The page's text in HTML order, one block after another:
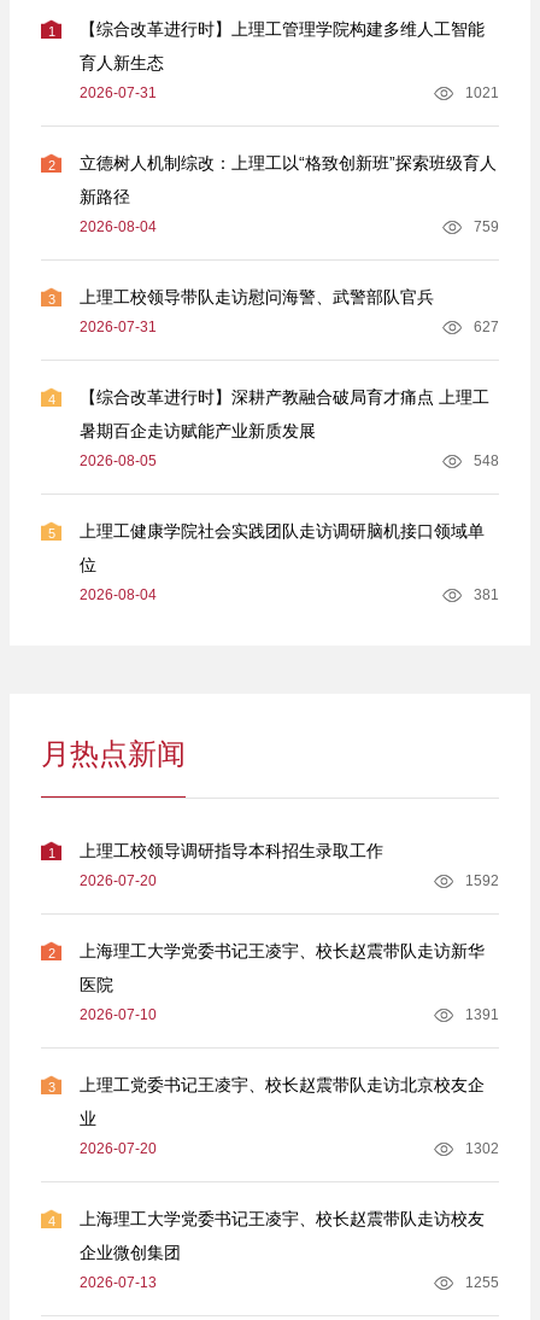
1
【综合改革进行时】上理工管理学院构建多维人工智能
育人新生态
2026-07-31 1021
2
立德树人机制综改：上理工以“格致创新班”探索班级育人
新路径
2026-08-04 759
3 上理工校领导带队走访慰问海警、武警部队官兵
2026-07-31 627
4
【综合改革进行时】深耕产教融合破局育才痛点 上理工
暑期百企走访赋能产业新质发展
2026-08-05 548
5
上理工健康学院社会实践团队走访调研脑机接口领域单
位
2026-08-04 381
月热点新闻
1 上理工校领导调研指导本科招生录取工作
2026-07-20 1592
2
上海理工大学党委书记王凌宇、校长赵震带队走访新华
医院
2026-07-10 1391
3
上理工党委书记王凌宇、校长赵震带队走访北京校友企
业
2026-07-20 1302
4
上海理工大学党委书记王凌宇、校长赵震带队走访校友
企业微创集团
2026-07-13 1255